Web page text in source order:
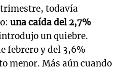
todavía
una caída del 2,7%
un quiebre.
febrero y del 3,6%
menor. Más aún cuando